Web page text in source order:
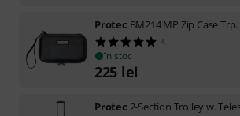
Protec BM214 MP Zip Case
4
în stoc
225 lei
Protec 2-Section Trolley w.